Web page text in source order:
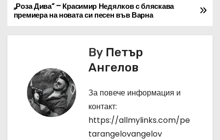
Н
а
„Роза Дива“ – Красимир Недялков с бляскава
премиера на новата си песен във Варна
By Петър
Ангелов
За повече информация и
контакт:
https://allmylinks.com/pe
tarangelovangelov